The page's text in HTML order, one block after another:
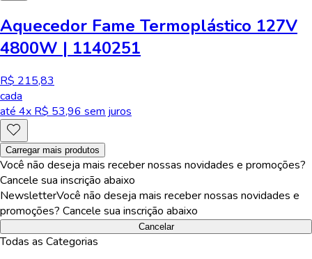
Aquecedor Fame Termoplástico 127V
4800W | 1140251
R$ 215,83
cada
até 4x R$ 53,96 sem juros
Carregar mais produtos
Você não deseja mais receber nossas novidades e promoções?
Cancele sua inscrição abaixo
NewsletterVocê não deseja mais receber nossas novidades e
promoções? Cancele sua inscrição abaixo
Cancelar
Todas as Categorias